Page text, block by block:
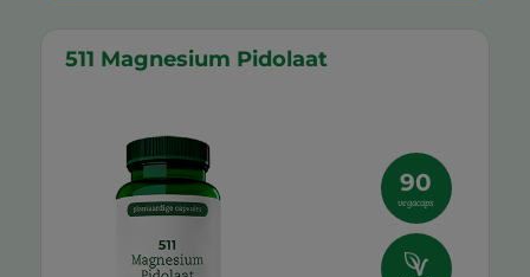
511 Magnesium Pidolaat
90
vegacaps